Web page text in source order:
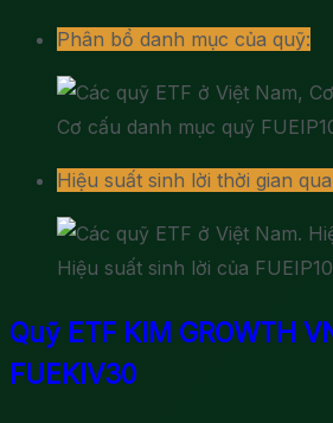
Phân bổ danh mục của quỹ:
Cơ cấu danh mục quỹ
Hiệu suất sinh lời thời gian
Hiệu suất sinh lời của
Quỹ ETF KIM GROWTH
FUEKIV30